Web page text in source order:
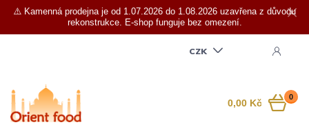
⚠️ Kamenná prodejna je od 1.07.2026 do 1.08.2026 uzavřena z důvodu
rekonstrukce. E-shop funguje bez omezení.
CZK
0
0,00 Kč